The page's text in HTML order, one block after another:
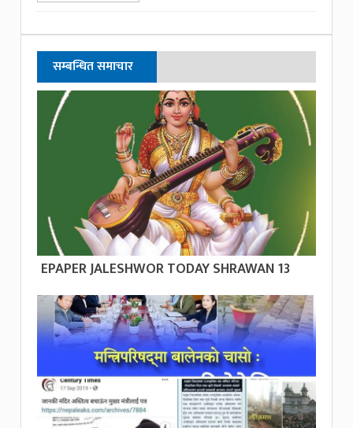
सम्बन्धित समाचार
EPAPER JALESHWOR TODAY SHRAWAN 13